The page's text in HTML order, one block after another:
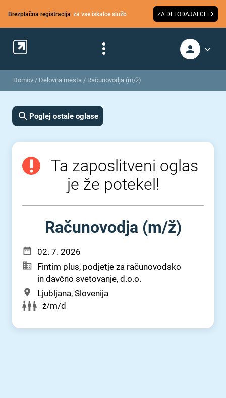
Brezplačna registracija za vse iskalce služb ZA DELODAJALCE
Domov / Delovna mesta / Računovodja (m/ž)
Poglej ostale oglase
Ta zaposlitveni oglas
je že potekel!
Računovodja (m⁠/⁠ž)
02. 7. 2026
Fintim plus, podjetje za računovodsko
in davčno svetovanje, d.o.o.
Ljubljana, Slovenija
ž/m/d